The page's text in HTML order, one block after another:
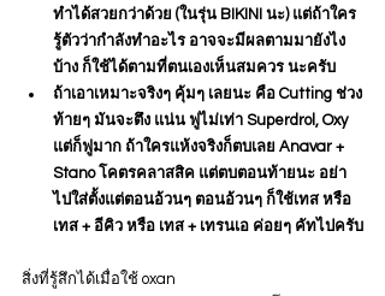
ทำได้สวยกว่าด้วย (ในรุ่น BIKINI นะ) แต่ถ้าใคร
รู้ตัวว่ากำลังทำอะไร อาจจะมีผลตามมายังไง
บ้าง ก็ใช้ได้ตามที่ตนเองเห็นสมควร นะครับ
ถ้าเอาเหมาะจริงๆ คุ้มๆ เลยนะ คือ Cutting ช่วง
ท้ายๆ มันจะตึง แน่น ฟูไม่เท่า Superdrol, Oxy
แต่ก็ฟูมาก ถ้าใครแห้งจริงก็ตบเลย Anavar +
Stano โคตรคลาสสิค แต่ตบตอนท้ายนะ อย่า
ไปใส่ตั้งแต่ตอนอ้วนๆ ตอนอ้วนๆ ก็ใช้เทส หรือ
เทส + อีคิว หรือ เทส + เทรนเอ ค่อยๆ คัทไปครับ
สิ่งที่รู้สึกได้เมื่อใช้ oxan